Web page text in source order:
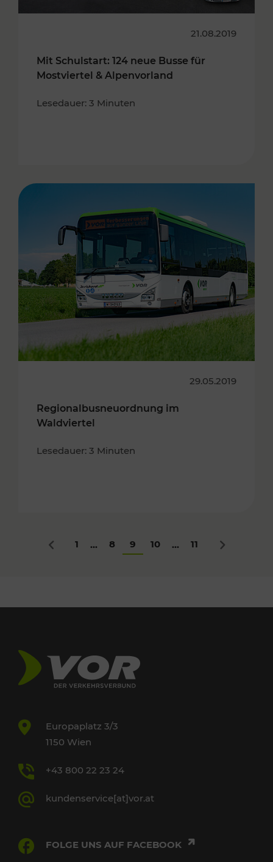
21.08.2019
Mit Schulstart: 124 neue Busse für
Mostviertel & Alpenvorland
Lesedauer: 3 Minuten
29.05.2019
Regionalbusneuordnung im
Waldviertel
Lesedauer: 3 Minuten
Zurück
1 ... 8 9 10 ... 11 Nächstes
Europaplatz 3/3
1150 Wien
+43 800 22 23 24
kundenservice[at]vor.at
FOLGE UNS AUF FACEBOOK